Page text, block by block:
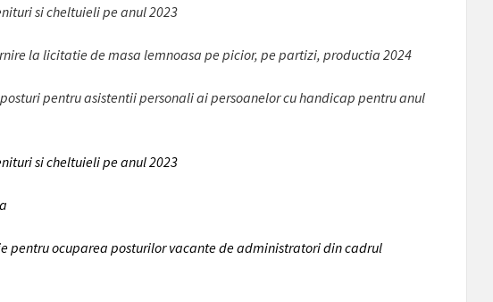
si cheltuieli pe anul 2023
la licitatie de masa lemnoasa pe picior, pe partizi, productia 2024
pentru asistentii personali ai persoanelor cu handicap pentru anul
si cheltuieli pe anul 2023
pentru ocuparea posturilor vacante de administratori din cadrul